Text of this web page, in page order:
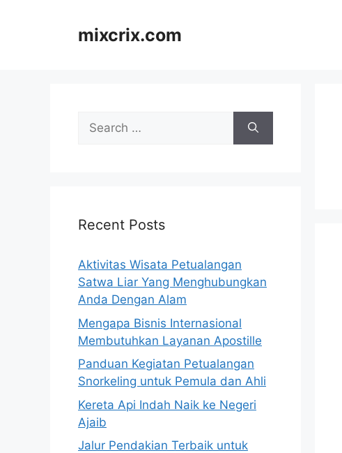
mixcrix.com
Search
for:
Recent Posts
Aktivitas Wisata Petualangan
Satwa Liar Yang Menghubungkan
Anda Dengan Alam
Mengapa Bisnis Internasional
Membutuhkan Layanan Apostille
Panduan Kegiatan Petualangan
Snorkeling untuk Pemula dan Ahli
Kereta Api Indah Naik ke Negeri
Ajaib
Jalur Pendakian Terbaik untuk